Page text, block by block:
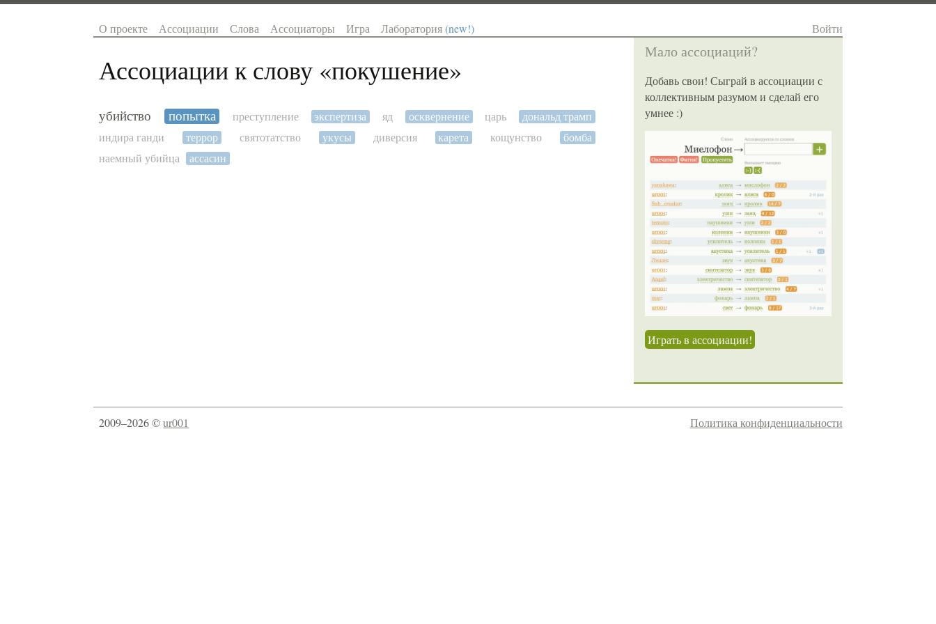
О проекте Ассоциации Слова Ассоциаторы Игра Лаборатория(new!) Войти
Ассоциации к слову «покушение»
убийство попытка преступление экспертиза яд осквернение царь
дональд трамп
индира ганди
террор святотатство укусы диверсия карета кощунство
бомба
наемный убийца
ассасин
Мало ассоциаций?
Добавь свои! Сыграй в ассоциации с
коллективным разумом и сделай его
умнее :)
Играть в ассоциации!
2009–2026 ©ur001 Политика конфиденциальности